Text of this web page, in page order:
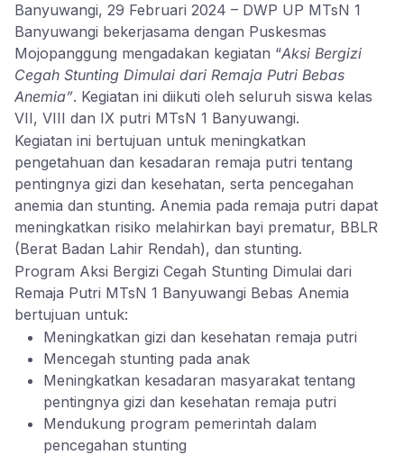
Banyuwangi, 29 Februari 2024 – DWP UP MTsN 1
Banyuwangi bekerjasama dengan Puskesmas
Mojopanggung mengadakan kegiatan “Aksi Bergizi
Cegah Stunting Dimulai dari Remaja Putri Bebas
Anemia”. Kegiatan ini diikuti oleh seluruh siswa kelas
VII, VIII dan IX putri MTsN 1 Banyuwangi.
Kegiatan ini bertujuan untuk meningkatkan
pengetahuan dan kesadaran remaja putri tentang
pentingnya gizi dan kesehatan, serta pencegahan
anemia dan stunting. Anemia pada remaja putri dapat
meningkatkan risiko melahirkan bayi prematur, BBLR
(Berat Badan Lahir Rendah), dan stunting.
Program Aksi Bergizi Cegah Stunting Dimulai dari
Remaja Putri MTsN 1 Banyuwangi Bebas Anemia
bertujuan untuk:
Meningkatkan gizi dan kesehatan remaja putri
Mencegah stunting pada anak
Meningkatkan kesadaran masyarakat tentang
pentingnya gizi dan kesehatan remaja putri
Mendukung program pemerintah dalam
pencegahan stunting